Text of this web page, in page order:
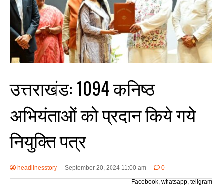
उत्तराखंड: 1094 कनिष्ठ
अभियंताओं को प्रदान किये गये
नियुक्ति पत्र
headlinesstory September 20, 2024 11:00 am
0
Facebook, whatsapp, teligram